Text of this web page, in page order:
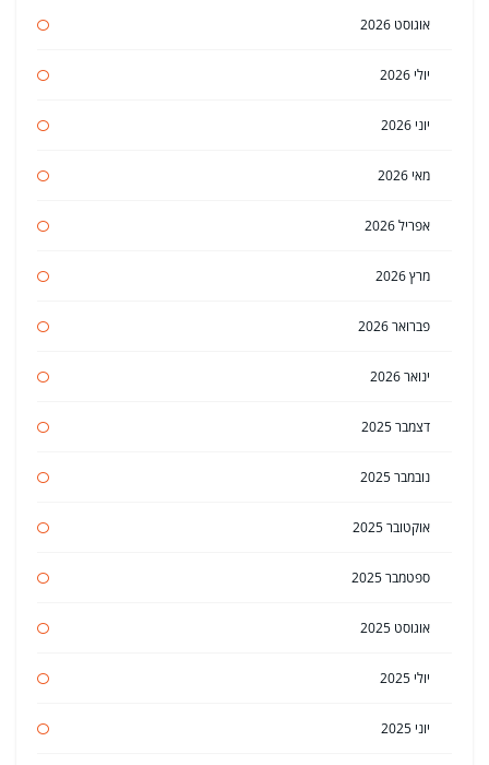
אוגוסט 2026
יולי 2026
יוני 2026
מאי 2026
אפריל 2026
מרץ 2026
פברואר 2026
ינואר 2026
דצמבר 2025
נובמבר 2025
אוקטובר 2025
ספטמבר 2025
אוגוסט 2025
יולי 2025
יוני 2025